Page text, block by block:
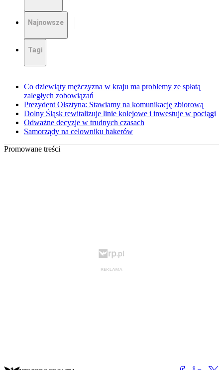
Najnowsze
Tagi
Co dziewiąty mężczyzna w kraju ma problemy ze spłatą
zaległych zobowiązań
Prezydent Olsztyna: Stawiamy na komunikację zbiorową
Dolny Śląsk rewitalizuje linie kolejowe i inwestuje w pociągi
Odważne decyzje w trudnych czasach
Samorządy na celowniku hakerów
Promowane treści